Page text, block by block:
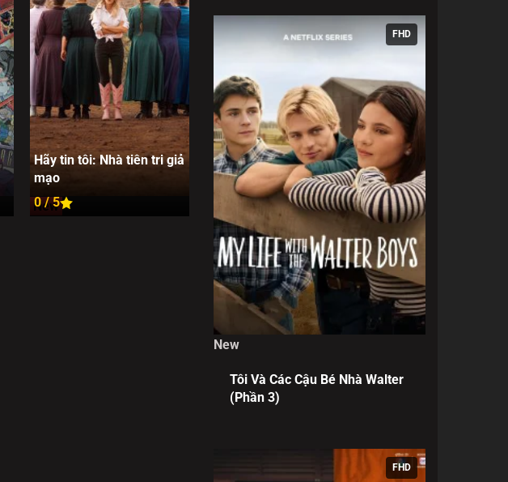
New
Hãy tin tôi: Nhà tiên tri giả
mạo
0 / 5
FHD
New
Tôi Và Các Cậu Bé Nhà Walter
(Phần 3)
FHD